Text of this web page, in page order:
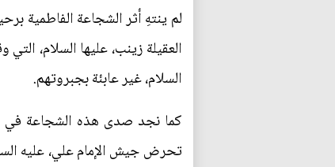
لم ينتهِ أثر الشجاعة الفاطمية
العقيلة زينب، عليها السلام،
السلام، غير عابئة بجبروتهم.
كما نجد صدى هذه الشجاعة في
تحرض جيش الإمام علي، عليه